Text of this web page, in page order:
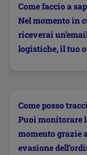
Come faccio a
Nel momento in
riceverai
logistiche, il tuo
Come posso
Puoi monitorare
momento grazie
evasione